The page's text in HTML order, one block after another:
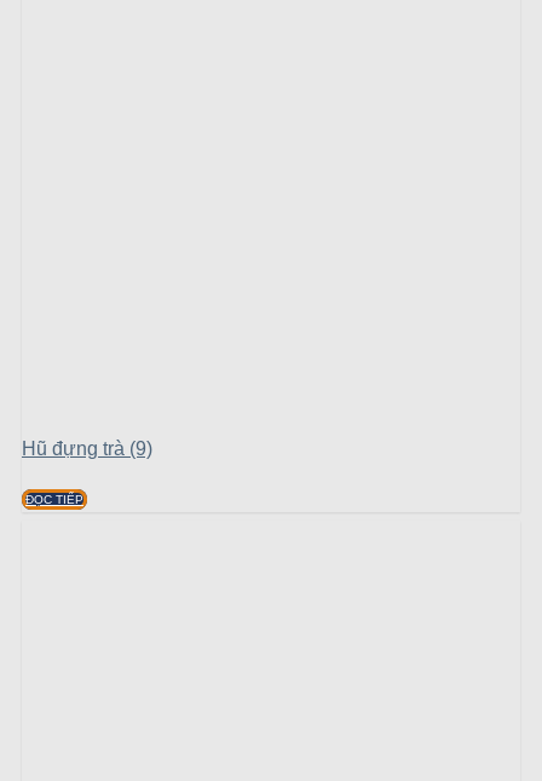
Hũ đựng trà (9)
ĐỌC TIẾP